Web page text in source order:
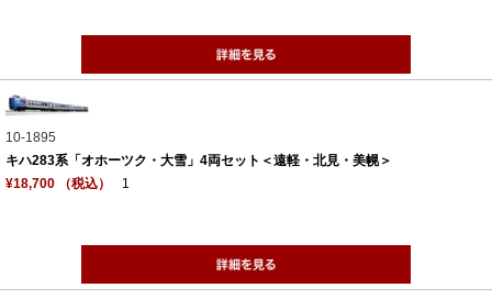
10-1895
キハ283系「オホーツク・大雪」4両セット＜遠軽・北見・美幌＞
¥18,700 （税込）
1